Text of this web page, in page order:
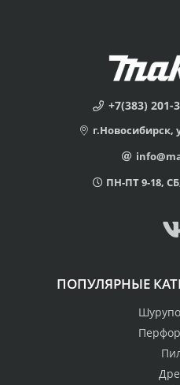
+7(383) 201-
г.Новосибирск,
ПН-ПТ 9-18,
ПОПУЛЯРНЫЕ